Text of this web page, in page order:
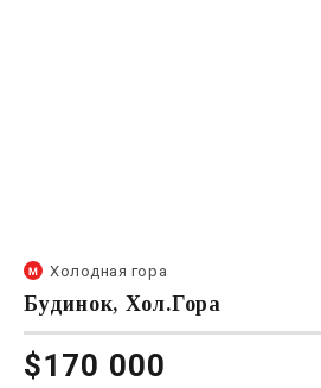
Холодная гора
Будинок, Хол.Гора
$170 000